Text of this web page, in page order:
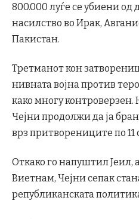
800.000 луѓе се убиени од
насилство во Ирак,
Пакистан.
Третманот кон
нивната војна против
како многу контроверзен.
Чејни продолжи да ја
врз притворениците по 11
Откако го напуштил Јеил,
Виетнам, Чејни сепак
републиканската